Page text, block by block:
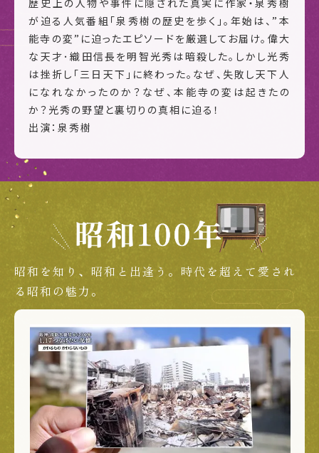
が迫る人気番組「泉秀樹の歴史を歩く」。年始は、”本
能寺の変”に迫ったエピソードを厳選してお届け。偉大
な天才･織田信長を明智光秀は暗殺した。しかし光秀
は挫折し「三日天下」に終わった。なぜ、失敗し天下人
になれなかったのか？なぜ、本能寺の変は起きたの
か？光秀の野望と裏切りの真相に迫る！
出演：泉秀樹
昭和を知り、昭和と出逢う。時代を超えて愛され
る昭和の魅力。